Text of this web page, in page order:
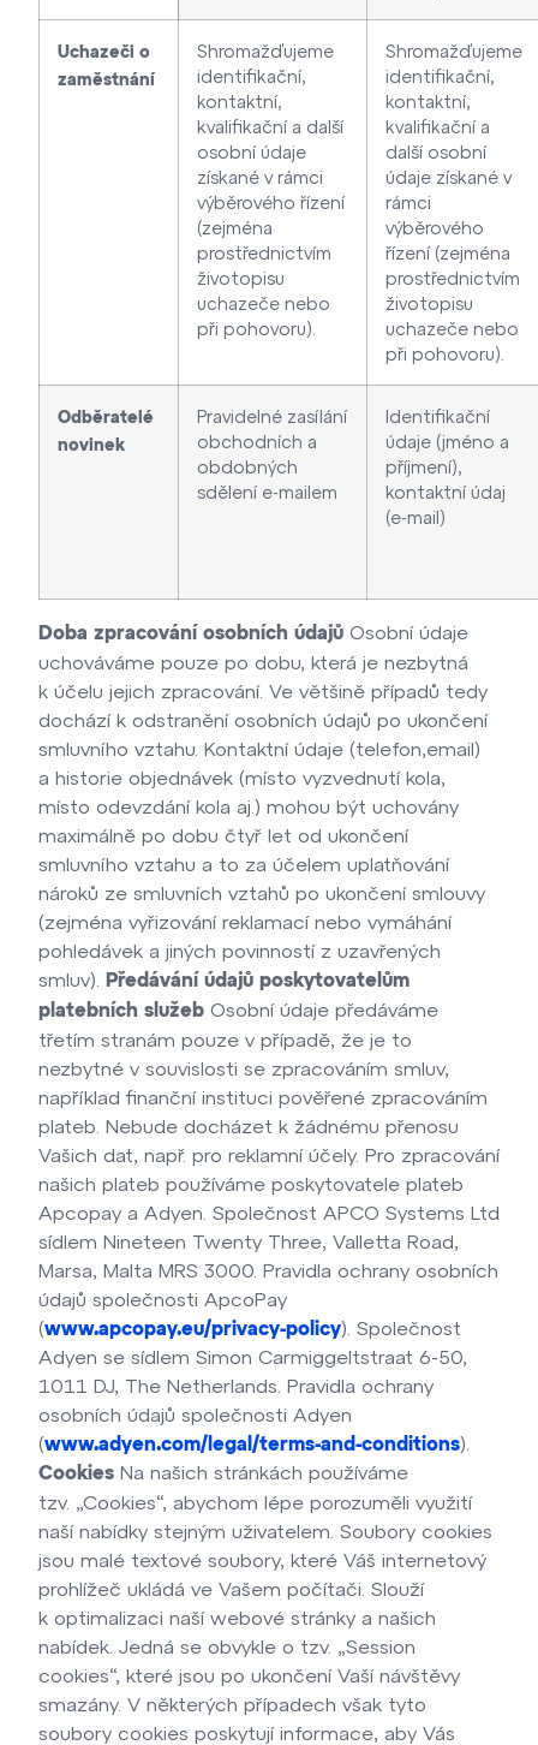
Uchazeči o
zaměstnání
Shromažďujeme
identifikační,
kontaktní,
kvalifikační a další
osobní údaje
získané v rámci
výběrového řízení
(zejména
prostřednictvím
životopisu
uchazeče nebo
při pohovoru).
Shromažďujeme
identifikační,
kontaktní,
kvalifikační a
další osobní
údaje získané v
rámci
výběrového
řízení (zejména
prostřednictvím
životopisu
uchazeče nebo
při pohovoru).
Odběratelé
novinek
Pravidelné zasílání
obchodních a
obdobných
sdělení e-mailem
Identifikační
údaje (jméno a
příjmení),
kontaktní údaj
(e-mail)
Doba zpracování osobních údajů Osobní údaje
uchováváme pouze po dobu, která je nezbytná
k účelu jejich zpracování. Ve většině případů tedy
dochází k odstranění osobních údajů po ukončení
smluvního vztahu. Kontaktní údaje (telefon,email)
a historie objednávek (místo vyzvednutí kola,
místo odevzdání kola aj.) mohou být uchovány
maximálně po dobu čtyř let od ukončení
smluvního vztahu a to za účelem uplatňování
nároků ze smluvních vztahů po ukončení smlouvy
(zejména vyřizování reklamací nebo vymáhání
pohledávek a jiných povinností z uzavřených
smluv).
Předávání údajů poskytovatelům
platebních služeb Osobní údaje předáváme
třetím stranám pouze v případě, že je to
nezbytné v souvislosti se zpracováním smluv,
například finanční instituci pověřené zpracováním
plateb. Nebude docházet k žádnému přenosu
Vašich dat, např. pro reklamní účely. Pro zpracování
našich plateb používáme poskytovatele plateb
Apcopay a Adyen. Společnost APCO Systems Ltd
sídlem Nineteen Twenty Three, Valletta Road,
Marsa, Malta MRS 3000. Pravidla ochrany osobních
údajů společnosti ApcoPay
(www.apcopay.eu/privacy-policy). Společnost
Adyen se sídlem Simon Carmiggeltstraat 6-50,
1011 DJ, The Netherlands. Pravidla ochrany
osobních údajů společnosti Adyen
(www.adyen.com/legal/terms-and-conditions).
Cookies Na našich stránkách používáme
tzv. „Cookies“, abychom lépe porozuměli využití
naší nabídky stejným uživatelem. Soubory cookies
jsou malé textové soubory, které Váš internetový
prohlížeč ukládá ve Vašem počítači. Slouží
k optimalizaci naší webové stránky a našich
nabídek. Jedná se obvykle o tzv. „Session
cookies“, které jsou po ukončení Vaší návštěvy
smazány. V některých případech však tyto
soubory cookies poskytují informace, aby Vás